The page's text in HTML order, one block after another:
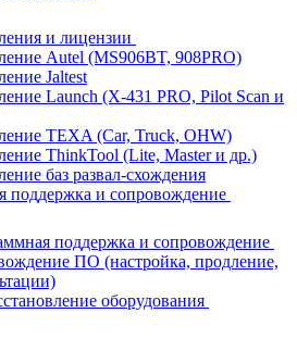
и лицензии
Autel (MS906BT, 908PRO)
Jaltest
Launch (X-431 PRO, Pilot Scan и
TEXA (Car, Truck, OHW)
ThinkTool (Lite, Master и др.)
баз развал-схождения
поддержка и сопровождение
поддержка и сопровождение
ПО (настройка, продление,
оборудования